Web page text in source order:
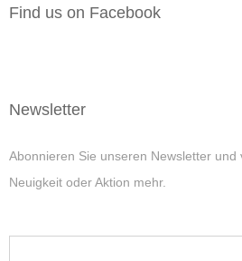
Find us on Facebook
Newsletter
Abonnieren Sie unseren Newsletter und
Neuigkeit oder Aktion mehr.